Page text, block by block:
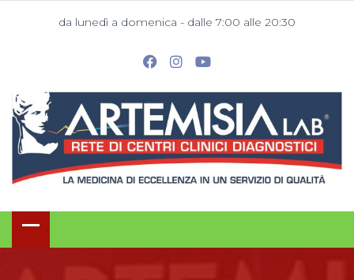
da lunedì a domenica - dalle 7:00 alle 20:30